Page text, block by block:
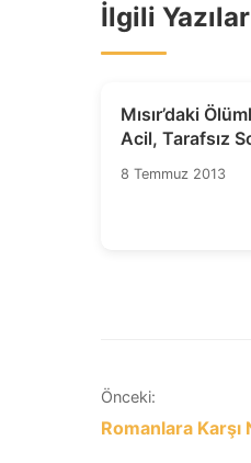
İlgili Yazılar
Mısır’daki
Acil, Tarafsız
Çağrısı
8 Temmuz 2013
Yazı
gezinmesi
Önceki:
Romanlara Karşı